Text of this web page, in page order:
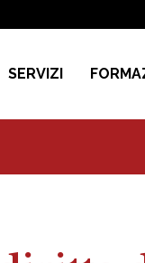
SERVIZI